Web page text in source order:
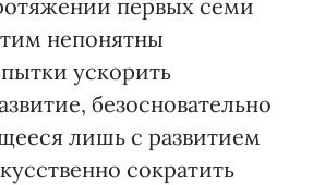
первых семи
непонятны
ускорить
безосновательно
лишь с развитием
сократить